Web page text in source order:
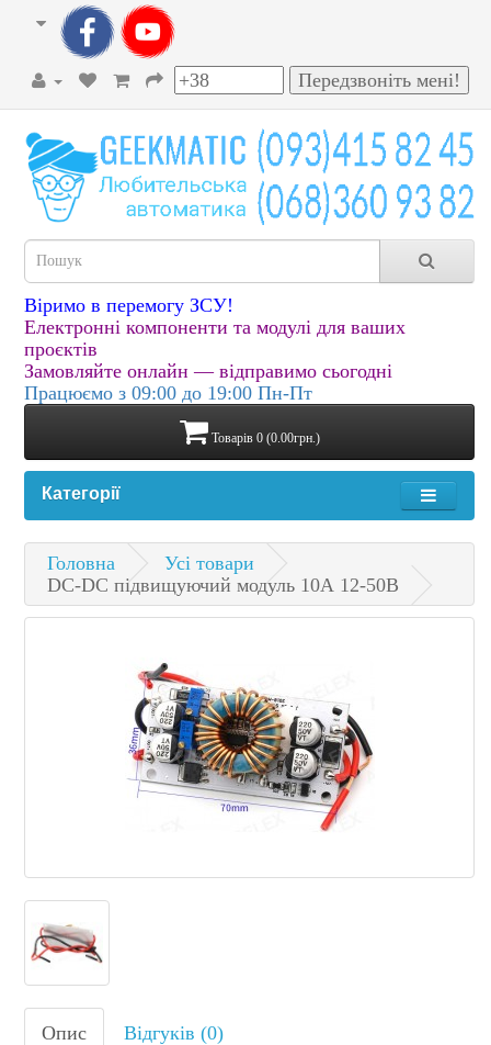
Віримо в перемогу ЗСУ!
Електронні компоненти та модулі для ваших
проєктів
Замовляйте онлайн — відправимо сьогодні
Працюємо з 09:00 до 19:00 Пн-Пт
Товарів 0 (0.00грн.)
Категорії
Головна
Усі товари
DC-DC підвищуючий модуль 10А 12-50В
Опис Відгуків (0)